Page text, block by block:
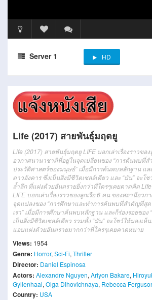
Server 1 HD
Life (2017) สายพันธุ์มฤตยู
Life (2017) สายพันธุ์มฤตยู LIFE บอกเล่าเรื่องราวขอ
อวกาศนานาชาติที่อยู่ในจุดเปลี่ยนของ “การค้นพบที่
ประวัติศาสตร์ของมนุษย์” เมื่อมีการค้นพบหลักฐาน แล
ดาวอังคาร ซึ่งเป็นสิ่งมีชีวิตเซลล์เดียว และ “มัน” จะ
ล้ำลึก ที่แฝงด้วยอันตรายยิ่งกว่าที่ใครๆเคยคาดคิด
LIFE บอกเล่าเรื่องราวของลูกเรือ 6 คน ของสถานีอว
จุดแปลงของ “การศึกษาและทำการค้นพบที่สำคัญที่สุ
เรา” เมื่อมีการศึกษาค้นพบหลักฐาน และก็ร่องรอยของ
เป็นสิ่งมีชีวิตเซลล์เดียว รวมทั้ง “มัน” จะโชว์ให้มองเห็
แอบแฝงด้วยอันตรายมากกว่าที่ใครๆเคยคาดหมาย
Views: 1954
Genre: Horror, Sci-Fi, Thriller
Director: Daniel Espinosa
Actors: Alexandre Nguyen, Ariyon Bakare,
Gyllenhaal, Olga Dihovichnaya, Rebecca
Country: USA